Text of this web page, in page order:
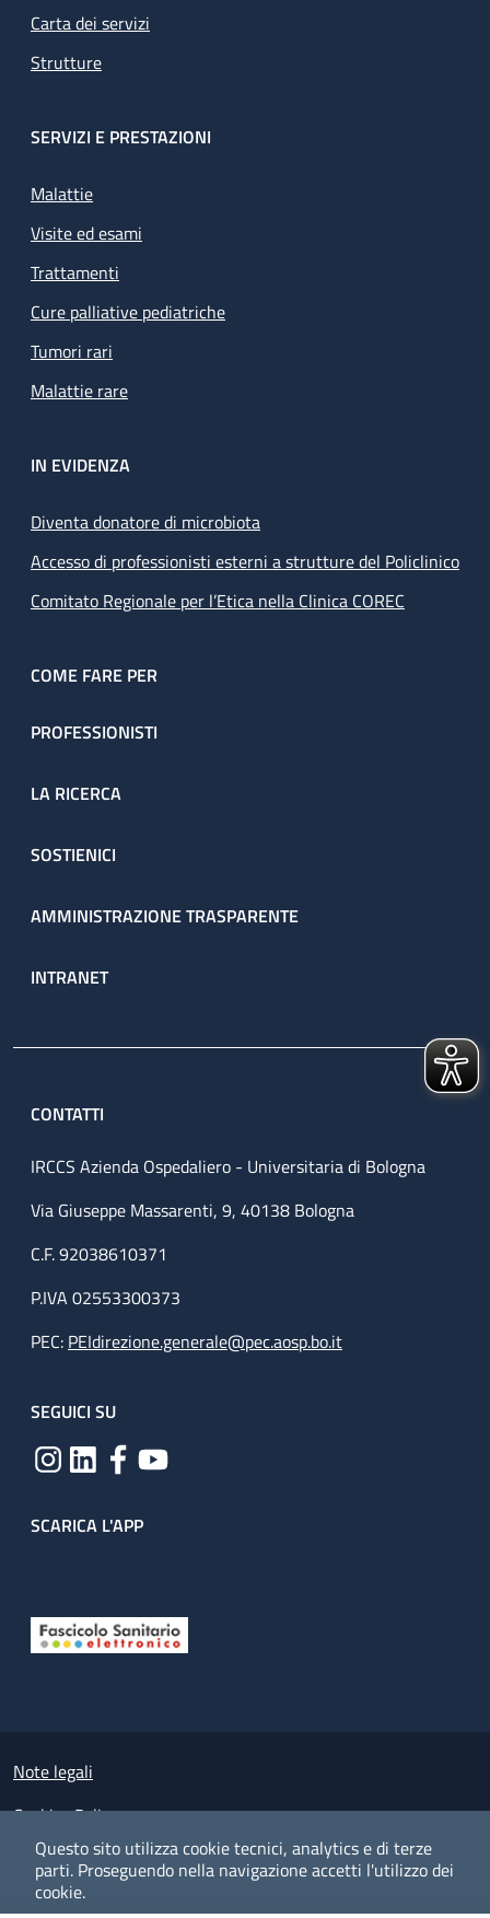
Questo sito utilizza cookie tecnici, analytics e di terze
parti. Proseguendo nella navigazione accetti l'utilizzo dei
cookie.
Carta dei servizi
Strutture
SERVIZI E PRESTAZIONI
Malattie
Visite ed esami
Trattamenti
Cure palliative pediatriche
Tumori rari
Malattie rare
IN EVIDENZA
Diventa donatore di microbiota
Accesso di professionisti esterni a strutture del Policlinico
Comitato Regionale per l’Etica nella Clinica COREC
COME FARE PER
PROFESSIONISTI
LA RICERCA
SOSTIENICI
AMMINISTRAZIONE TRASPARENTE
INTRANET
CONTATTI
IRCCS Azienda Ospedaliero - Universitaria di Bologna
Via Giuseppe Massarenti, 9, 40138 Bologna
C.F. 92038610371
P.IVA 02553300373
PEC: PEIdirezione.generale@pec.aosp.bo.it
SEGUICI SU
SCARICA L'APP
Small prints
Note legali
Cookies Policy
Policy privacy e protezione del dato personale
Albo pretorio on-line